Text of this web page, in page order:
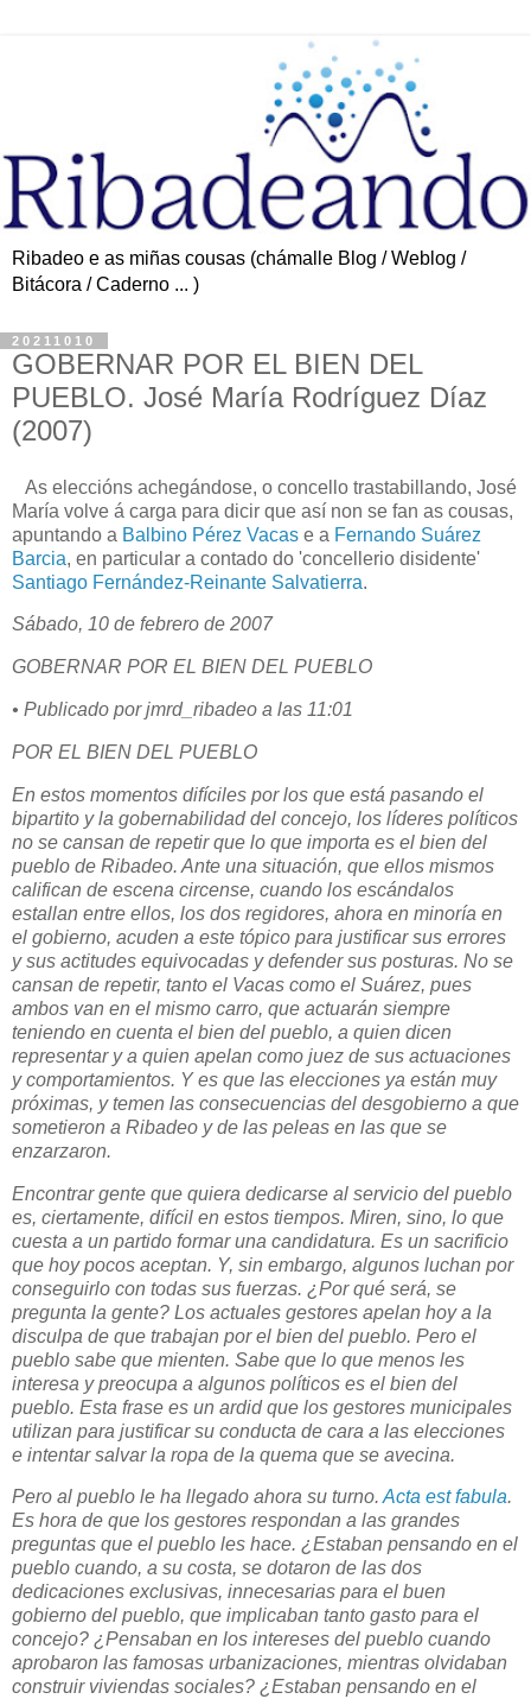
Ribadeo e as miñas cousas (chámalle Blog / Weblog /
Bitácora / Caderno ... )
20211010
GOBERNAR POR EL BIEN DEL
PUEBLO. José María Rodríguez Díaz
(2007)
As eleccións achegándose, o concello trastabillando, José
María volve á carga para dicir que así non se fan as cousas,
apuntando a Balbino Pérez Vacas e a Fernando Suárez
Barcia, en particular a contado do 'concellerio disidente'
Santiago Fernández-Reinante Salvatierra.
Sábado, 10 de febrero de 2007
GOBERNAR POR EL BIEN DEL PUEBLO
• Publicado por jmrd_ribadeo a las 11:01
POR EL BIEN DEL PUEBLO
En estos momentos difíciles por los que está pasando el
bipartito y la gobernabilidad del concejo, los líderes políticos
no se cansan de repetir que lo que importa es el bien del
pueblo de Ribadeo. Ante una situación, que ellos mismos
califican de escena circense, cuando los escándalos
estallan entre ellos, los dos regidores, ahora en minoría en
el gobierno, acuden a este tópico para justificar sus errores
y sus actitudes equivocadas y defender sus posturas. No se
cansan de repetir, tanto el Vacas como el Suárez, pues
ambos van en el mismo carro, que actuarán siempre
teniendo en cuenta el bien del pueblo, a quien dicen
representar y a quien apelan como juez de sus actuaciones
y comportamientos. Y es que las elecciones ya están muy
próximas, y temen las consecuencias del desgobierno a que
sometieron a Ribadeo y de las peleas en las que se
enzarzaron.
Encontrar gente que quiera dedicarse al servicio del pueblo
es, ciertamente, difícil en estos tiempos. Miren, sino, lo que
cuesta a un partido formar una candidatura. Es un sacrificio
que hoy pocos aceptan. Y, sin embargo, algunos luchan por
conseguirlo con todas sus fuerzas. ¿Por qué será, se
pregunta la gente? Los actuales gestores apelan hoy a la
disculpa de que trabajan por el bien del pueblo. Pero el
pueblo sabe que mienten. Sabe que lo que menos les
interesa y preocupa a algunos políticos es el bien del
pueblo. Esta frase es un ardid que los gestores municipales
utilizan para justificar su conducta de cara a las elecciones
e intentar salvar la ropa de la quema que se avecina.
Pero al pueblo le ha llegado ahora su turno.Acta est fabula.
Es hora de que los gestores respondan a las grandes
preguntas que el pueblo les hace. ¿Estaban pensando en el
pueblo cuando, a su costa, se dotaron de las dos
dedicaciones exclusivas, innecesarias para el buen
gobierno del pueblo, que implicaban tanto gasto para el
concejo? ¿Pensaban en los intereses del pueblo cuando
aprobaron las famosas urbanizaciones, mientras olvidaban
construir viviendas sociales? ¿Estaban pensando en el